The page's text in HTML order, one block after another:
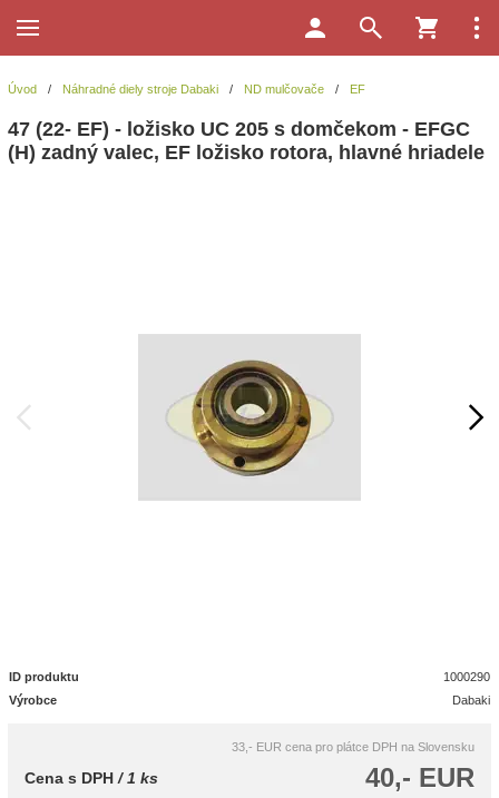
Úvod / Náhradné diely stroje Dabaki / ND mulčovače / EF
47 (22- EF) - ložisko UC 205 s domčekom - EFGC
(H) zadný valec, EF ložisko rotora, hlavné hriadele
ID produktu
1000290
Výrobce
Dabaki
33,- EUR cena pro plátce DPH na Slovensku
40,- EUR
Cena s DPH / 1 ks